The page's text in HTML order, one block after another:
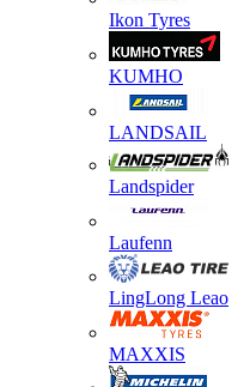
Ikon Tyres
KUMHO
LANDSAIL
Landspider
Laufenn
LingLong Leao
MAXXIS